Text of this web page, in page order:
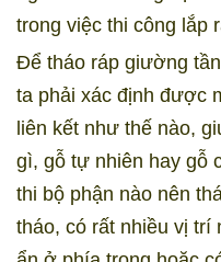
trong việc thi công lắp
Để tháo ráp giường
ta phải xác định được
liên kết như thế nào,
gì, gỗ tự nhiên hay gỗ
thi bộ phận nào nên
tháo, có rất nhiều vị